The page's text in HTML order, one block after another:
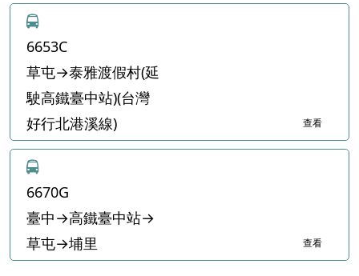
6653C
草屯→泰雅渡假村(延
駛高鐵臺中站)(台灣
好行北港溪線)
查看
6670G
臺中→高鐵臺中站→
草屯→埔里
查看